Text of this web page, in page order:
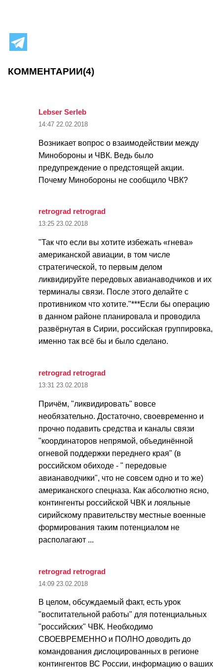
КОММЕНТАРИИ(4)
Lebser Serleb
14:47 22.02.2018
Возникает вопрос о взаимодействии между
Минобороны и ЧВК. Ведь было
предупреждение о предстоящей акции.
Почему Минобороны не сообщило ЧВК?
retrograd retrograd
13:25 23.02.2018
"Так что если вы хотите избежать «гнева»
американской авиации, в том числе
стратегической, то первым делом
ликвидируйте передовых авианаводчиков и их
терминалы связи. После этого делайте с
противником что хотите."***Если бы операцию
в данном районе планировала и проводила
развёрнутая в Сирии, российская группировка,
именно так всё бы и было сделано.
retrograd retrograd
13:31 23.02.2018
Причём, "ликвидировать" вовсе
необязательно. Достаточно, своевременно и
прочно подавить средства и каналы связи
"координаторов непрямой, объединённой
огневой поддержки переднего края" (в
российском обиходе - " передовые
авианаводчики", что не совсем одно и то же)
американского спецназа. Как абсолютно ясно,
контингенты российской ЧВК и лояльные
сирийскому правительству местные военные
формирования таким потенциалом не
располагают ...
retrograd retrograd
14:09 23.02.2018
В целом, обсуждаемый факт, есть урок
"воспитательной работы" для потенциальных
"российских" ЧВК. Необходимо
СВОЕВРЕМЕННО и ПОЛНО доводить до
командования дислоцированных в регионе
контингентов ВС России, информацию о ваших